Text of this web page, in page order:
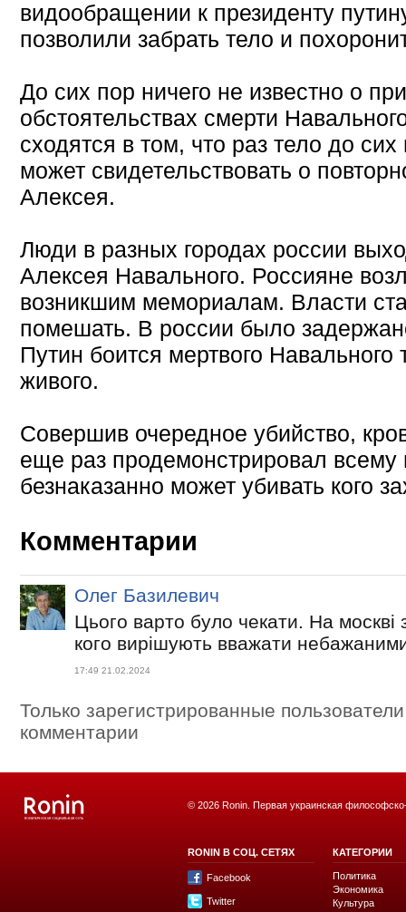
видообращении к президенту
позволили забрать тело и
До сих пор ничего не известно о
обстоятельствах смерти
сходятся в том, что раз тело до сих
может свидетельствовать о
Алексея.
Люди в разных городах россии
Алексея Навального. Россияне
возникшим мемориалам. Власти
помешать. В россии было
Путин боится мертвого Навального
живого.
Совершив очередное убийство,
еще раз продемонстрировал всему
безнаказанно может убивать кого
Комментарии
Олег Базилевич
Цього варто було чекати. На москві
кого вирішують вважати
17:49 21.02.2024
Только зарегистрированные
комментарии
© 2026 Ronin. Первая украинская
RONIN В СОЦ. СЕТЯХ
Facebook
Twitter
КАТЕГОРИИ
Политика
Экономика
Культура